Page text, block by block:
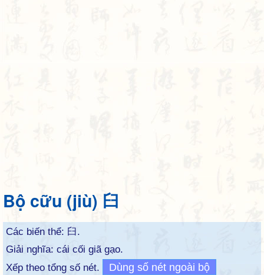
Bộ cữu (jiù) 臼
Các biến thể: 臼.
Giải nghĩa: cái cối giã gạo.
Xếp theo tổng số nét.
Dùng số nét ngoài bộ